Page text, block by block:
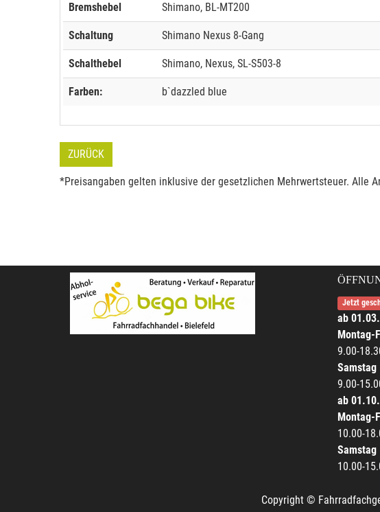
Bremshebel Shimano, BL-MT200
Schaltung Shimano Nexus 8-Gang
Schalthebel Shimano, Nexus, SL-S503-8
Farben: b`dazzled blue
ZURÜCK
*Preisangaben gelten inklusive der gesetzlichen Mehrwertsteuer. Alle
Jetzt
ab 01.03.
Montag-
9.00-
Samstag
9.00-
ab 01.10.
Montag-
10.00-
Samstag
10.00-
Copyright ©